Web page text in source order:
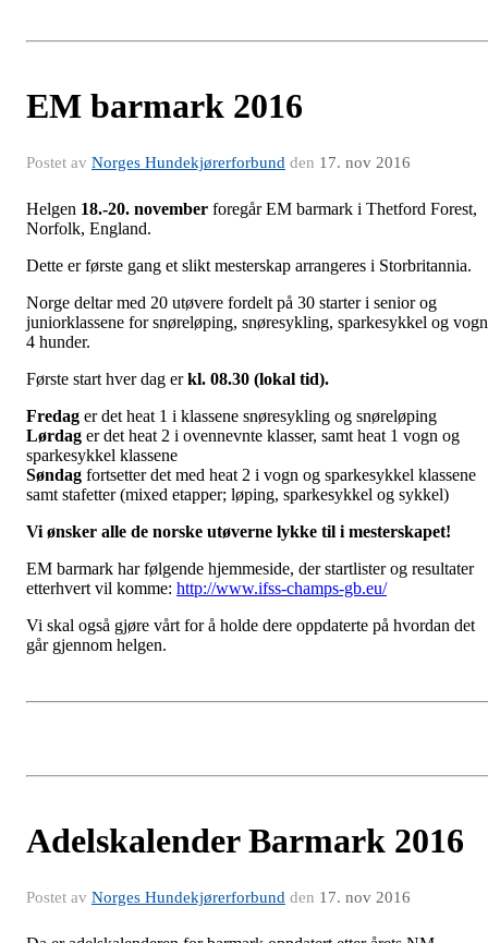
EM barmark 2016
Postet av Norges Hundekjørerforbund den 17. nov 2016
Helgen 18.-20. november foregår EM barmark i Thetford Forest,
Norfolk, England.
Dette er første gang et slikt mesterskap arrangeres i Storbritannia.
Norge deltar med 20 utøvere fordelt på 30 starter i senior og
juniorklassene for snøreløping, snøresykling, sparkesykkel og vogn
4 hunder.
Første start hver dag erkl. 08.30 (lokal tid).
Fredag er det heat 1 i klassene snøresykling og snøreløping
Lørdag er det heat 2 i ovennevnte klasser, samt heat 1 vogn og
sparkesykkel klassene
Søndag fortsetter det med heat 2 i vogn og sparkesykkel klassene
samt stafetter (mixed etapper; løping, sparkesykkel og sykkel)
Vi ønsker alle de norske utøverne lykke til i mesterskapet!
EM barmark har følgende hjemmeside, der startlister og resultater
etterhvert vil komme: http://www.ifss-champs-gb.eu/
Vi skal også gjøre vårt for å holde dere oppdaterte på hvordan det
går gjennom helgen.
Adelskalender Barmark 2016
Postet av Norges Hundekjørerforbund den 17. nov 2016